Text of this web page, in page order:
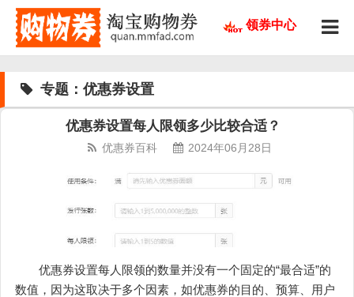
领券中心
专题：优惠券设置
优惠券设置每人限领多少比较合适？
优惠券百科 2024年06月28日
优惠券设置每人限领的数量并没有一个固定的“最合适”的
数值，因为这取决于多个因素，如优惠券的目的、预算、用户